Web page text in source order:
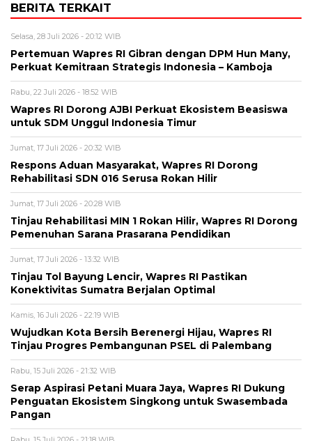
BERITA TERKAIT
Selasa, 28 Juli 2026 - 20:12 WIB
Pertemuan Wapres RI Gibran dengan DPM Hun Many,
Perkuat Kemitraan Strategis Indonesia – Kamboja
Rabu, 22 Juli 2026 - 18:52 WIB
Wapres RI Dorong AJBI Perkuat Ekosistem Beasiswa
untuk SDM Unggul Indonesia Timur
Jumat, 17 Juli 2026 - 20:32 WIB
Respons Aduan Masyarakat, Wapres RI Dorong
Rehabilitasi SDN 016 Serusa Rokan Hilir
Jumat, 17 Juli 2026 - 20:28 WIB
Tinjau Rehabilitasi MIN 1 Rokan Hilir, Wapres RI Dorong
Pemenuhan Sarana Prasarana Pendidikan
Jumat, 17 Juli 2026 - 13:32 WIB
Tinjau Tol Bayung Lencir, Wapres RI Pastikan
Konektivitas Sumatra Berjalan Optimal
Kamis, 16 Juli 2026 - 22:19 WIB
Wujudkan Kota Bersih Berenergi Hijau, Wapres RI
Tinjau Progres Pembangunan PSEL di Palembang
Rabu, 15 Juli 2026 - 21:32 WIB
Serap Aspirasi Petani Muara Jaya, Wapres RI Dukung
Penguatan Ekosistem Singkong untuk Swasembada
Pangan